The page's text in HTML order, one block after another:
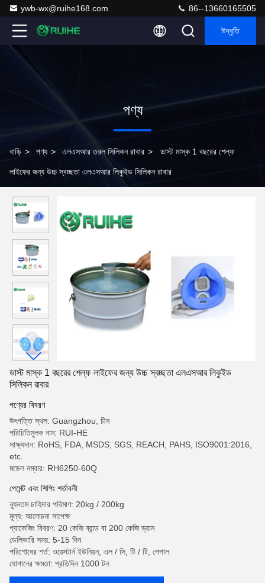
ywb-wx@ruihe168.com 86--13660165505
উদ্ধৃতি
পণ্য
বাড়ি > পণ্য > এলএসআর তরল সিলিকন রাবার > ডাস্ট মাস্ক 1 বছরের শেল্ফ
লাইফের জন্য উচ্চ স্বচ্ছতা এলএসআর লিকুইড সিলিকন রাবার
ডাস্ট মাস্ক 1 বছরের শেল্ফ লাইফের জন্য উচ্চ স্বচ্ছতা এলএসআর লিকুইড
সিলিকন রাবার
পণ্যের বিবরণ
উৎপত্তি স্থল: Guangzhou, চীন
পরিচিতিমুলক নাম: RUI-HE
সাক্ষ্যদান: RoHS, FDA, MSDS, SGS, REACH, PAHS, ISO9001:2016,
etc.
মডেল নম্বার: RH6250-60Q
পেমেন্ট এবং শিপিং শর্তাবলী
ন্যূনতম চাহিদার পরিমাণ: 20kg / 200kg
মূল্য: আলোচনা সাপেক্ষ
প্যাকেজিং বিবরণ: 20 কেজি ব্যান্ড বা 200 কেজি ড্রাম
ডেলিভারি সময়: 5-15 দিন
পরিশোধের শর্ত: ওয়েস্টার্ন ইউনিয়ন, এল / সি, টি / টি, পেপাল
যোগানের ক্ষমতা: প্রতিদিন 1000 টন